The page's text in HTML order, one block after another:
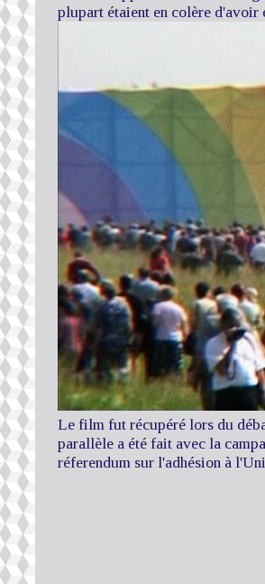
plupart étaient en colère d'avoir
Le film fut récupéré lors du
parallèle a été fait avec la
réferendum sur l'adhésion à